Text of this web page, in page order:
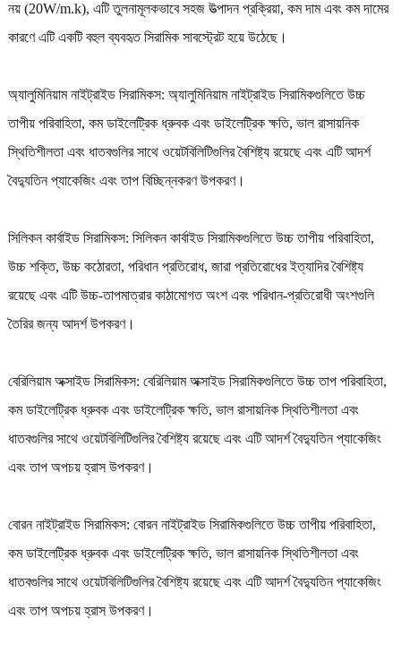
নয় (20W/m.k), এটি তুলনামূলকভাবে সহজ উত্পাদন প্রক্রিয়া, কম দাম এবং কম দামের
কারণে এটি একটি বহুল ব্যবহৃত সিরামিক সাবস্ট্রেট হয়ে উঠেছে।
অ্যালুমিনিয়াম নাইট্রাইড সিরামিকস: অ্যালুমিনিয়াম নাইট্রাইড সিরামিকগুলিতে উচ্চ
তাপীয় পরিবাহিতা, কম ডাইলেট্রিক ধ্রুবক এবং ডাইলেট্রিক ক্ষতি, ভাল রাসায়নিক
স্থিতিশীলতা এবং ধাতবগুলির সাথে ওয়েটবিলিটিগুলির বৈশিষ্ট্য রয়েছে এবং এটি আদর্শ
বৈদ্যুতিন প্যাকেজিং এবং তাপ বিচ্ছিন্নকরণ উপকরণ।
সিলিকন কার্বাইড সিরামিকস: সিলিকন কার্বাইড সিরামিকগুলিতে উচ্চ তাপীয় পরিবাহিতা,
উচ্চ শক্তি, উচ্চ কঠোরতা, পরিধান প্রতিরোধ, জারা প্রতিরোধের ইত্যাদির বৈশিষ্ট্য
রয়েছে এবং এটি উচ্চ-তাপমাত্রার কাঠামোগত অংশ এবং পরিধান-প্রতিরোধী অংশগুলি
তৈরির জন্য আদর্শ উপকরণ।
বেরিলিয়াম অক্সাইড সিরামিকস: বেরিলিয়াম অক্সাইড সিরামিকগুলিতে উচ্চ তাপ পরিবাহিতা,
কম ডাইলেট্রিক ধ্রুবক এবং ডাইলেট্রিক ক্ষতি, ভাল রাসায়নিক স্থিতিশীলতা এবং
ধাতবগুলির সাথে ওয়েটবিলিটিগুলির বৈশিষ্ট্য রয়েছে এবং এটি আদর্শ বৈদ্যুতিন প্যাকেজিং
এবং তাপ অপচয় হ্রাস উপকরণ।
বোরন নাইট্রাইড সিরামিকস: বোরন নাইট্রাইড সিরামিকগুলিতে উচ্চ তাপীয় পরিবাহিতা,
কম ডাইলেট্রিক ধ্রুবক এবং ডাইলেট্রিক ক্ষতি, ভাল রাসায়নিক স্থিতিশীলতা এবং
ধাতবগুলির সাথে ওয়েটবিলিটিগুলির বৈশিষ্ট্য রয়েছে এবং এটি আদর্শ বৈদ্যুতিন প্যাকেজিং
এবং তাপ অপচয় হ্রাস উপকরণ।